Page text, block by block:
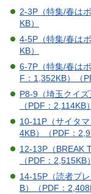
2-3P（特集/春は
KB）
4-5P（特集/春は
KB）
6-7P（特集/春は
F：1,352KB）
（
P8-9（埼玉クイ
（PDF：2,114KB）
10-11P（サイタ
4KB）
（PDF：
12-13P（BREAK
（PDF：2,515KB）
14-15P（読者プ
B）
（PDF：